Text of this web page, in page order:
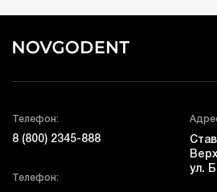
Телефон:
8 (800) 2345-888
Телефон:
ул.